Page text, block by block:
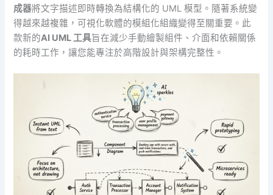
成器將文字描述即時轉換為結構化的 UML 模型。隨著系統變
得越來越複雜，可視化軟體的模組化組織變得至關重要。此
款新的AI UML 工具旨在減少手動繪製組件、介面和依賴關係
的耗時工作，讓您能專注於高階設計與架構完整性。